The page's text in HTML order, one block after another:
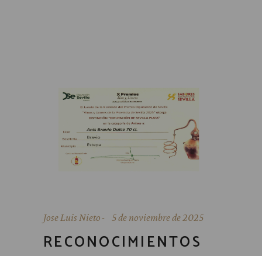
Jose Luis Nieto 5 de noviembre de 2025
RECONOCIMIENTOS